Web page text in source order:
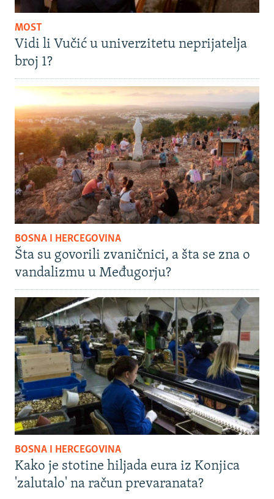
MOST
Vidi li Vučić u univerzitetu neprijatelja
broj 1?
BOSNA I HERCEGOVINA
Šta su govorili zvaničnici, a šta se zna o
vandalizmu u Međugorju?
BOSNA I HERCEGOVINA
Kako je stotine hiljada eura iz Konjica
'zalutalo' na račun prevaranata?